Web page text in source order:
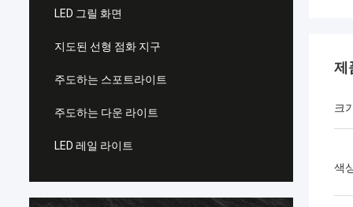
LED 그릴 화면
지도된 선형 점화 지구
주도하는 스포트라이트
주도하는 다운 라이트
LED 레일 라이트
제
크
색